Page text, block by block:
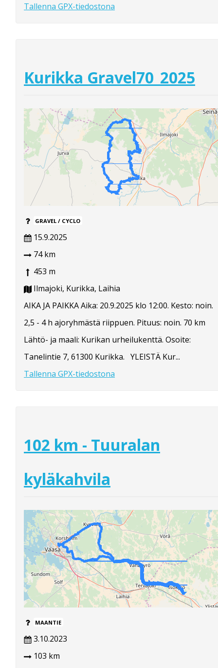
Tallenna GPX-tiedostona
Kurikka Gravel70_2025
GRAVEL / CYCLO
15.9.2025
74 km
453 m
Ilmajoki, Kurikka, Laihia
AIKA JA PAIKKA Aika: 20.9.2025 klo 12:00. Kesto: noin.
2,5 - 4 h ajoryhmästä riippuen. Pituus: noin. 70 km
Lähtö- ja maali: Kurikan urheilukenttä. Osoite:
Tanelintie 7, 61300 Kurikka. YLEISTÄ Kur...
Tallenna GPX-tiedostona
102 km - Tuuralan
kyläkahvila
MAANTIE
3.10.2023
103 km